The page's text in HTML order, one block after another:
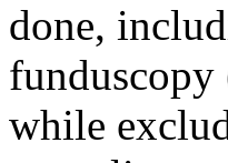
done,
while